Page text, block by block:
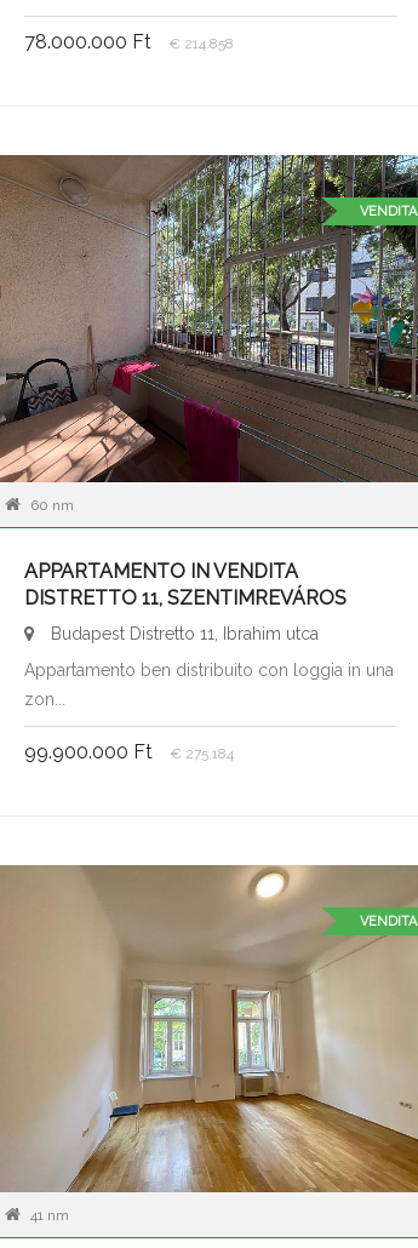
78.000.000 Ft € 214.858
VENDITA
60 nm
APPARTAMENTO IN VENDITA
DISTRETTO 11, SZENTIMREVÁROS
Budapest Distretto 11, Ibrahim utca
Appartamento ben distribuito con loggia in una
zon...
99.900.000 Ft € 275.184
VENDITA
41 nm